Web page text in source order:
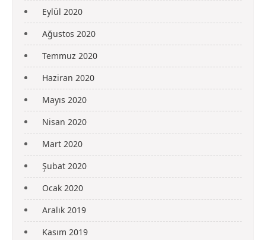
Eylül 2020
Ağustos 2020
Temmuz 2020
Haziran 2020
Mayıs 2020
Nisan 2020
Mart 2020
Şubat 2020
Ocak 2020
Aralık 2019
Kasım 2019